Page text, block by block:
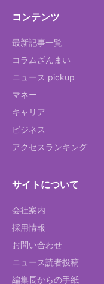
コンテンツ
最新記事一覧
コラムざんまい
ニュース pickup
マネー
キャリア
ビジネス
アクセスランキング
サイトについて
会社案内
採用情報
お問い合わせ
ニュース読者投稿
編集長からの手紙